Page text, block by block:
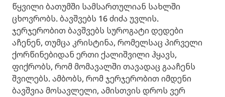
წყვილი ბათუმში სამსართულიან სახლში
ცხოვრობს. ბავშვებს 16 ძიძა უვლის.
ჯერჯერობით ბავშვებს სუროგატი დედები
აჩენენ, თუმცა კრისტინა, რომელსაც პირველი
ქორწინებიდან ერთი ქალიშვილი ჰყავს,
ფიქრობს, რომ მომავალში თავადაც გააჩენს
შვილებს. ამბობს, რომ ჯერჯერობით იმდენი
ბავშვია მოსავლელი, ამისთვის დროს ვერ